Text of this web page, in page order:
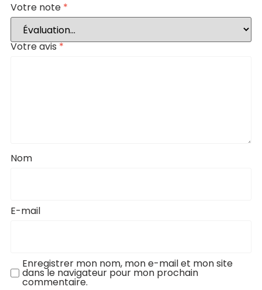
Votre note *
Votre avis*
Nom
E-mail
Enregistrer mon nom, mon e-mail et mon site
dans le navigateur pour mon prochain
commentaire.